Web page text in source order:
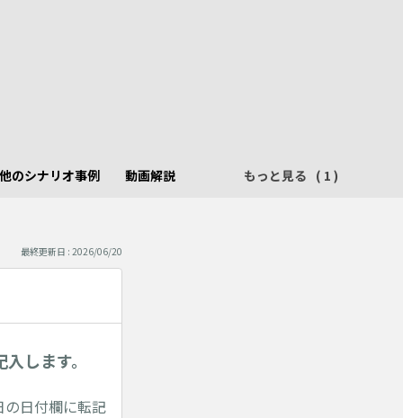
のシナリオ事例 動画解説 もっと見る
最終更新日 : 2026/06/20
します。
日付欄に転記